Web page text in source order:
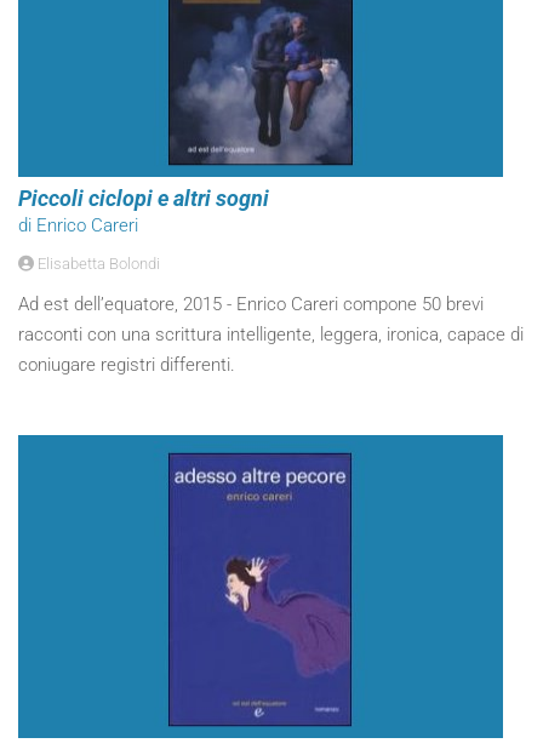
Piccoli ciclopi e altri sogni
di Enrico Careri
Elisabetta Bolondi
Ad est dell’equatore, 2015 - Enrico Careri compone 50 brevi
racconti con una scrittura intelligente, leggera, ironica, capace di
coniugare registri differenti.